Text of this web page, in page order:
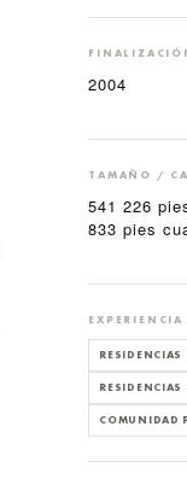
2004
TAMAÑO /
541 226
833 pies
EXPERIENCIA
RESIDENCIAS
RESIDENCIAS
COMUNIDAD